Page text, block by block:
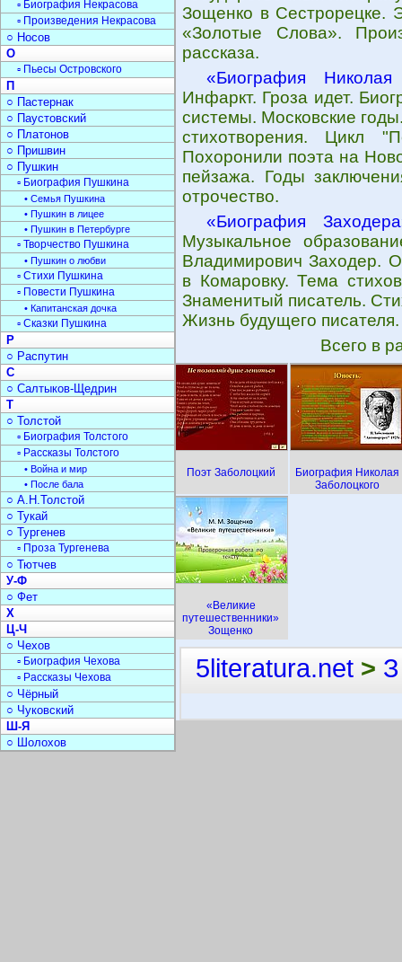
Зощенко в Сестрорецке.
«Золотые Слова».
рассказа.
«Биография Николая
Инфаркт. Гроза идет.
системы. Московские
стихотворения. Цикл
Похоронили поэта на
пейзажа. Годы
отрочество.
«Биография
Музыкальное
Владимирович Заходер.
в Комаровку. Тема
Знаменитый писатель.
Жизнь будущего писателя.
Всего в
Поэт Заболоцкий
Биография Николая
Заболоцкого
«Великие
путешественники»
Зощенко
▫ Биография Некрасова
▫ Произведения Некрасова
○ Носов
О
▫ Пьесы Островского
П
○ Пастернак
○ Паустовский
○ Платонов
○ Пришвин
○ Пушкин
▫ Биография Пушкина
• Семья Пушкина
• Пушкин в лицее
• Пушкин в Петербурге
▫ Творчество Пушкина
• Пушкин о любви
▫ Стихи Пушкина
▫ Повести Пушкина
• Капитанская дочка
▫ Сказки Пушкина
Р
○ Распутин
С
○ Салтыков-Щедрин
Т
○ Толстой
▫ Биография Толстого
▫ Рассказы Толстого
• Война и мир
• После бала
○ А.Н.Толстой
○ Тукай
○ Тургенев
▫ Проза Тургенева
○ Тютчев
У-Ф
○ Фет
Х
Ц-Ч
○ Чехов
▫ Биография Чехова
▫ Рассказы Чехова
○ Чёрный
○ Чуковский
Ш-Я
○ Шолохов
5literatura.net > З